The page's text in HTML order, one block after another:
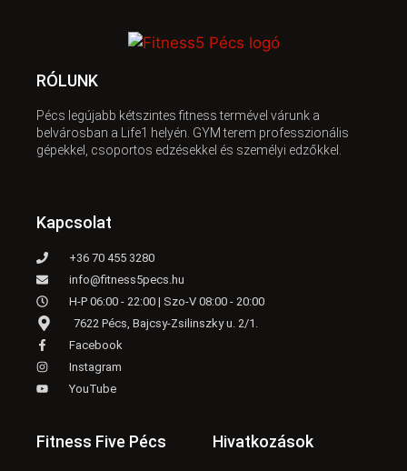
RÓLUNK
Pécs legújabb kétszintes fitness termével várunk a
belvárosban a Life1 helyén. GYM terem professzionális
gépekkel, csoportos edzésekkel és személyi edzőkkel.
Kapcsolat
+36 70 455 3280
info@fitness5pecs.hu
H-P 06:00 - 22:00 | Szo-V 08:00 - 20:00
7622 Pécs, Bajcsy-Zsilinszky u. 2/1.
Facebook
Instagram
YouTube
Fitness Five Pécs Hivatkozások